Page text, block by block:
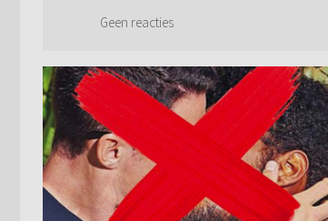
ook ni...
Geen reacties